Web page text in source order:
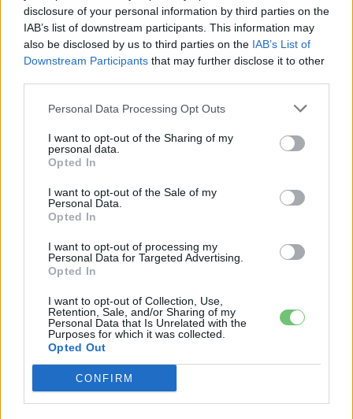
disclosure of your personal information by third parties on the
IAB’s list of downstream participants. This information may
also be disclosed by us to third parties on the IAB’s List of
Downstream Participants that may further disclose it to other
Personal Data Processing Opt Outs
I want to opt-out of the Sharing of my
personal data.
Opted In
I want to opt-out of the Sale of my
Personal Data.
Opted In
I want to opt-out of processing my
Personal Data for Targeted Advertising.
Opted In
I want to opt-out of Collection, Use,
Retention, Sale, and/or Sharing of my
Personal Data that Is Unrelated with the
Purposes for which it was collected.
Opted Out
CONFIRM
Eriqo
Főállásban Informatikus kocka, de lelkében elkötelezett gamer,
kütyü és immár e-autó rajongó!
KAPCSOLÓDÓ CIKKEK TÖBB A SZERZŐTŐL
Elektromos
5% lehet a hiba az elektromos autók
akkumulátor-kijelzőjén
Elektromos
A Leapmotor átlépte a 100 ezres
álomhatárt, és lekörözte a Changant
Elektromos
autó
9 perc töltés, 450 kilométer hatótáv –
ezzel indulhat harcba a Xpeng új
szabadidő-autója Európában